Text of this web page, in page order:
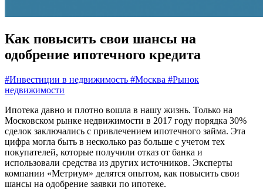
Как повысить свои шансы на
одобрение ипотечного кредита
#Инвестиции в недвижимость #Москва #Рынок
недвижимости
Ипотека давно и плотно вошла в нашу жизнь. Только на
Московском рынке недвижимости в 2017 году порядка 30%
сделок заключались с привлечением ипотечного займа. Эта
цифра могла быть в несколько раз больше с учетом тех
покупателей, которые получили отказ от банка и
использовали средства из других источников. Эксперты
компании «Метриум» делятся опытом, как повысить свои
шансы на одобрение заявки по ипотеке.